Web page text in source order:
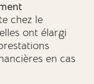
chez le
ont élargi
en cas